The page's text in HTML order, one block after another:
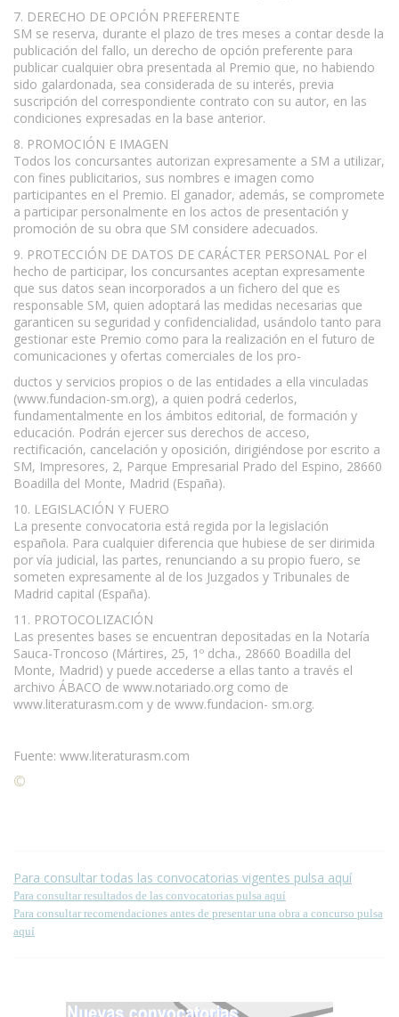
7. DERECHO DE OPCIÓN PREFERENTE
SM se reserva, durante el plazo de tres meses a contar desde la
publicación del fallo, un derecho de opción preferente para
publicar cualquier obra presentada al Premio que, no habiendo
sido galardonada, sea considerada de su interés, previa
suscripción del correspondiente contrato con su autor, en las
condiciones expresadas en la base anterior.
8. PROMOCIÓN E IMAGEN
Todos los concursantes autorizan expresamente a SM a utilizar,
con fines publicitarios, sus nombres e imagen como
participantes en el Premio. El ganador, además, se compromete
a participar personalmente en los actos de presentación y
promoción de su obra que SM considere adecuados.
9. PROTECCIÓN DE DATOS DE CARÁCTER PERSONAL Por el
hecho de participar, los concursantes aceptan expresamente
que sus datos sean incorporados a un fichero del que es
responsable SM, quien adoptará las medidas necesarias que
garanticen su seguridad y confidencialidad, usándolo tanto para
gestionar este Premio como para la realización en el futuro de
comunicaciones y ofertas comerciales de los pro-
ductos y servicios propios o de las entidades a ella vinculadas
(www.fundacion-sm.org), a quien podrá cederlos,
fundamentalmente en los ámbitos editorial, de formación y
educación. Podrán ejercer sus derechos de acceso,
rectificación, cancelación y oposición, dirigiéndose por escrito a
SM, Impresores, 2, Parque Empresarial Prado del Espino, 28660
Boadilla del Monte, Madrid (España).
10. LEGISLACIÓN Y FUERO
La presente convocatoria está regida por la legislación
española. Para cualquier diferencia que hubiese de ser dirimida
por vía judicial, las partes, renunciando a su propio fuero, se
someten expresamente al de los Juzgados y Tribunales de
Madrid capital (España).
11. PROTOCOLIZACIÓN
Las presentes bases se encuentran depositadas en la Notaría
Sauca-Troncoso (Mártires, 25, 1º dcha., 28660 Boadilla del
Monte, Madrid) y puede accederse a ellas tanto a través el
archivo ÁBACO de www.notariado.org como de
www.literaturasm.com y de www.fundacion- sm.org.
Fuente: www.literaturasm.com
©
Para consultar todas las convocatorias vigentes pulsa aquí
Para consultar resultados de las convocatorias pulsa aquí
Para consultar recomendaciones antes de presentar una obra a concurso pulsa
aquí